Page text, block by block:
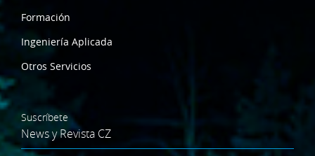
Formación
Ingeniería Aplicada
Otros Servicios
Suscríbete
News y Revista CZ